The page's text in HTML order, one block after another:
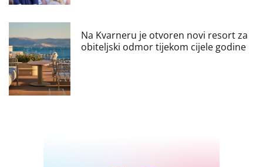
Na Kvarneru je otvoren novi resort za
obiteljski odmor tijekom cijele godine